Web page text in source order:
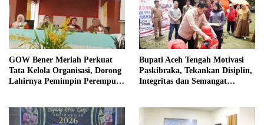
GOW Bener Meriah Perkuat
Tata Kelola Organisasi, Dorong
Lahirnya Pemimpin Perempuan
Bupati Aceh Tengah Motivasi
Paskibraka, Tekankan Disiplin,
Integritas dan Semangat